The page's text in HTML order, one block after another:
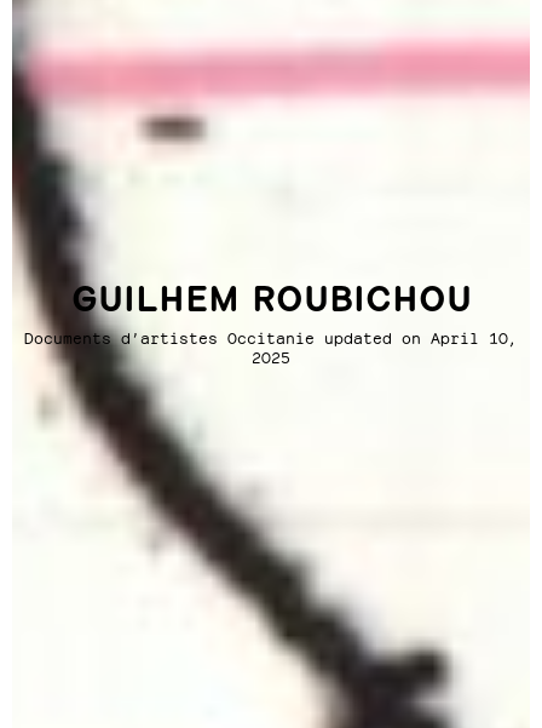
GUILHEM ROUBICHOU
Documents d’artistes Occitanie updated on April 10,
2025